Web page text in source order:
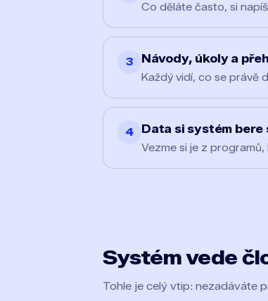
Co děláte často, si
3 Návody, úkoly a
Každý vidí, co se právě
4 Data si systém bere
Vezme si je z
Systém vede
Tohle je celý vtip: nezadáváte